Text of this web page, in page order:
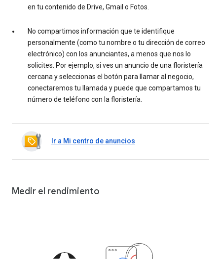
en tu contenido de Drive, Gmail o Fotos.
No compartimos información que te identifique
personalmente (como tu nombre o tu dirección de correo
electrónico) con los anunciantes, a menos que nos lo
solicites. Por ejemplo, si ves un anuncio de una floristería
cercana y seleccionas el botón para llamar al negocio,
conectaremos tu llamada y puede que compartamos tu
número de teléfono con la floristería.
Ir a Mi centro de anuncios
Medir el rendimiento